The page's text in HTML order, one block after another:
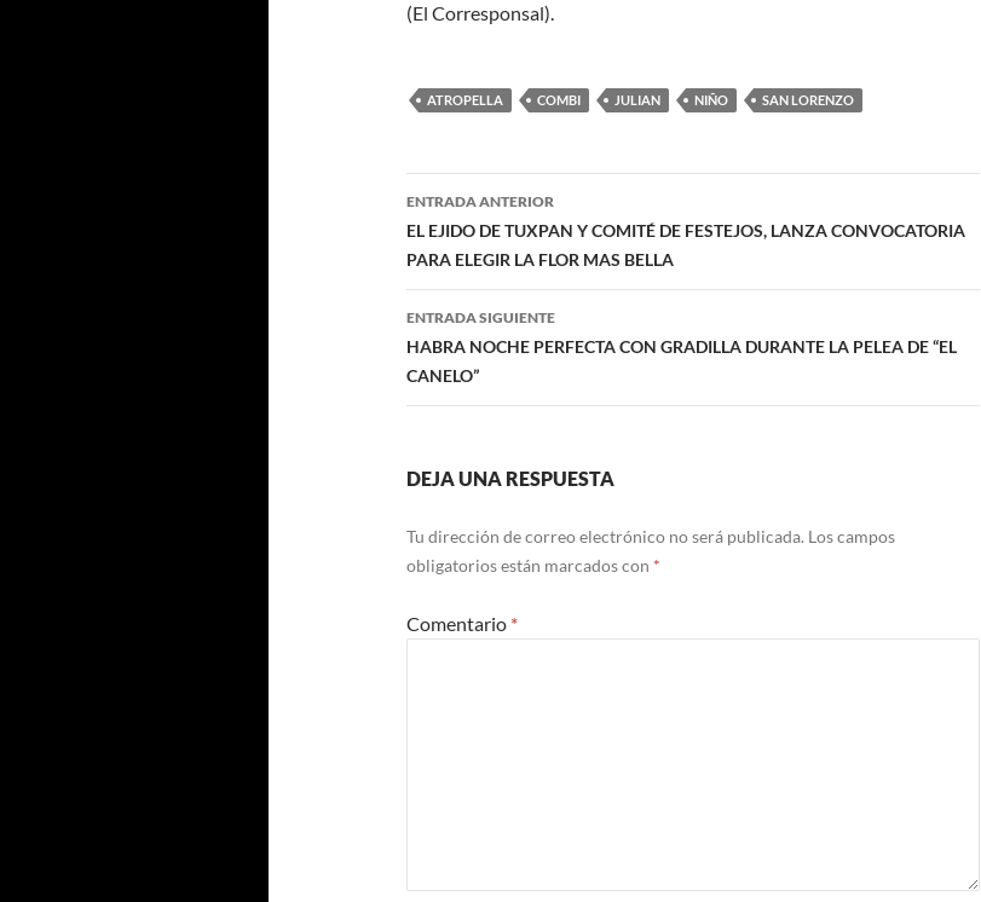
(El Corresponsal).
ATROPELLA COMBI JULIAN NIÑO SAN LORENZO
Navegación
de
entradas
ENTRADA ANTERIOR
EL EJIDO DE TUXPAN Y COMITÉ DE FESTEJOS, LANZA CONVOCATORIA
PARA ELEGIR LA FLOR MAS BELLA
ENTRADA SIGUIENTE
HABRA NOCHE PERFECTA CON GRADILLA DURANTE LA PELEA DE “EL
CANELO”
DEJA UNA RESPUESTA
Tu dirección de correo electrónico no será publicada. Los campos
obligatorios están marcados con *
Comentario *